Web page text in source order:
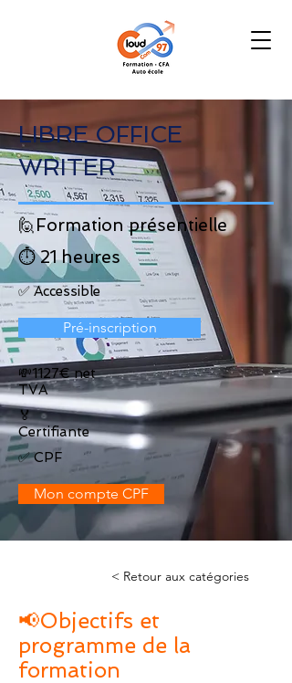
LIBRE OFFICE
WRITER
🙋Formation présentielle
⏱️ 21 heures
✅ Accessible
Pré-inscription
💸1127€ net
TVA
🏅
Certifiante
✅ CPF
Mon compte CPF
< Retour aux catégories
📢Objectifs et
programme de la
formation